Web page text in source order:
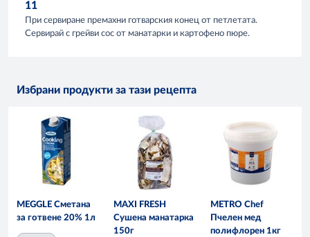
11
При сервиране премахни готварския конец от петлетата.
Сервирай с грейви сос от манатарки и картофено пюре.
Избрани продукти за тази рецепта
MEGGLE Сметана
за готвене 20% 1л
MAXI FRESH
Сушена манатарка
150г
METRO Chef
Пчелен мед
полифлорен 1кг